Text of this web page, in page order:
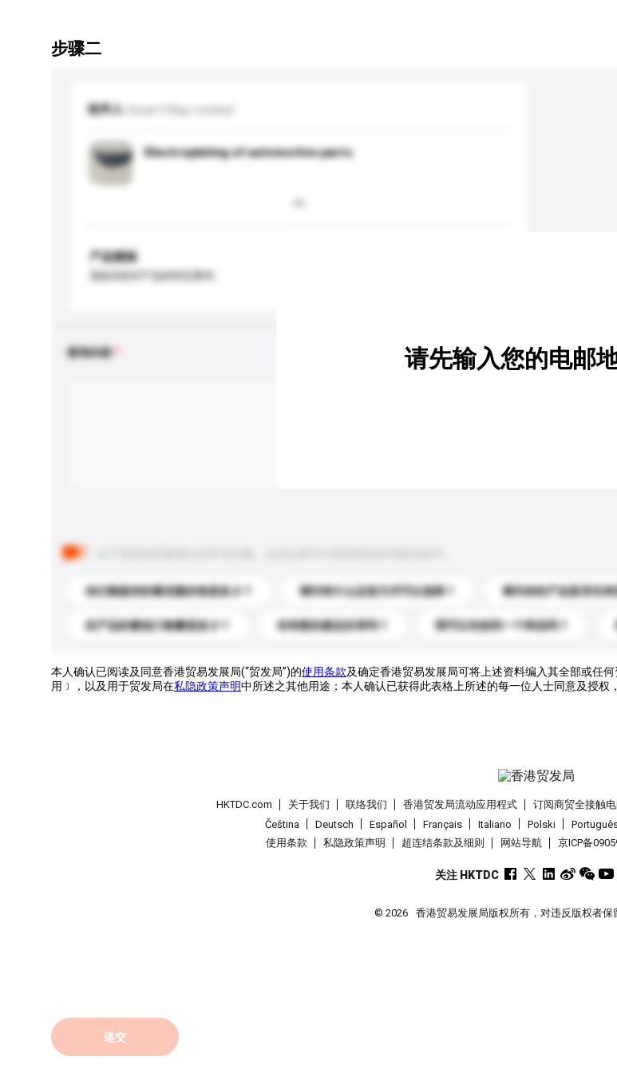
步骤二
收件人 Great O'Bay Limited
Electroplating of automotive parts
产品规格
查询内容
你们能提供的最优惠价格是多少？ 请问有什么运送方式可以选择？ 请问你的产品是否支持
此产品的最低订购量是多少？ 你有新的產品目录吗？ 我可以先收到一个样品吗？
请先输入您的电邮地
本人确认已阅读及同意香港贸易发展局(“贸发局”)的使用条款及确定香港贸易发展局可将上述资料编入其全部或任
用﹞，以及用于贸发局在私隐政策声明中所述之其他用途；本人确认已获得此表格上所述的每一位人士同意及授权
递交
HKTDC.com 关于我们 联络我们 香港贸发局流动应用程式 订阅商贸全接触
Čeština
Deutsch Español Français Italiano Polski
使用条款
私隐政策声明 超连结条款及细则 网站导航 京ICP备
关注 HKTDC
© 2026 香港贸易发展局版权所有，对违反版权者保